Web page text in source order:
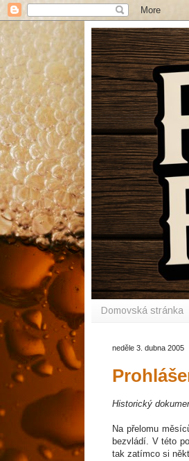
Domovská stránka
neděle 3. dubna 2005
Historický
Na přelomu
bezvládí. V této
tak zatímco si